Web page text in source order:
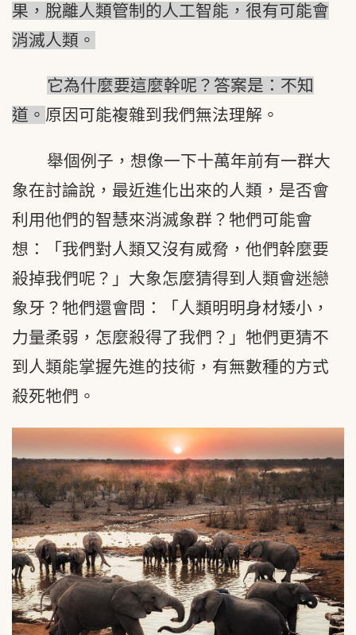
果，脫離人類管制的人工智能，很有可能會
消滅人類。
它為什麼要這麼幹呢？答案是：不知
道。 原因可能複雜到我們無法理解。
舉個例子，想像一下十萬年前有一群大
象在討論說，最近進化出來的人類，是否會
利用他們的智慧來消滅象群？牠們可能會
想：「我們對人類又沒有威脅，他們幹麼要
殺掉我們呢？」大象怎麼猜得到人類會迷戀
象牙？牠們還會問：「人類明明身材矮小，
力量柔弱，怎麼殺得了我們？」牠們更猜不
到人類能掌握先進的技術，有無數種的方式
殺死牠們。